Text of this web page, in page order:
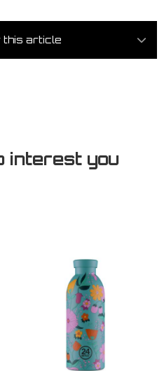
this article
interest you